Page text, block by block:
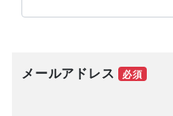
メールアドレス 必須